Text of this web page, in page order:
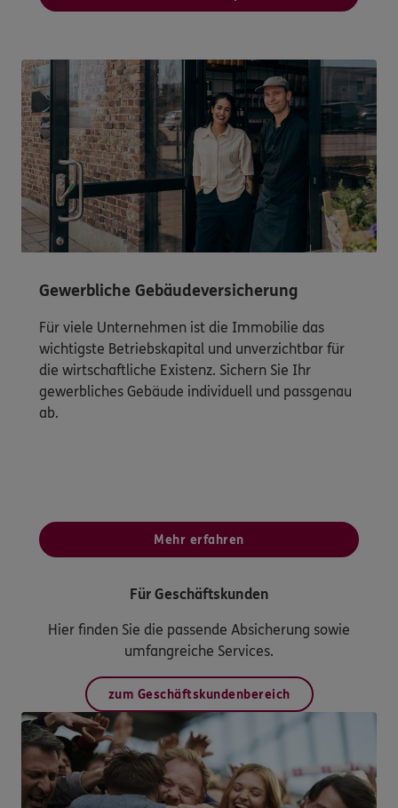
Gewerbliche Gebäudeversicherung
Für viele Unternehmen ist die Immobilie das
wichtigste Betriebskapital und unverzichtbar für
die wirtschaftliche Existenz. Sichern Sie Ihr
gewerbliches Gebäude individuell und passgenau
ab.
Mehr erfahren
Für Geschäftskunden
Hier finden Sie die passende Absicherung sowie
umfangreiche Services.
zum Geschäftskundenbereich